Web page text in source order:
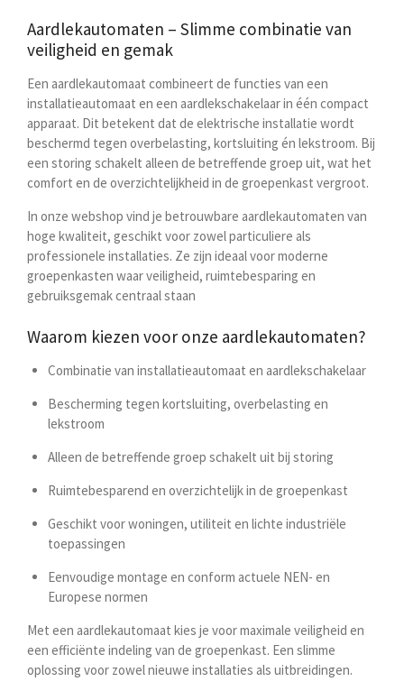
Aardlekautomaten – Slimme combinatie van
veiligheid en gemak
Een aardlekautomaat combineert de functies van een
installatieautomaat en een aardlekschakelaar in één compact
apparaat. Dit betekent dat de elektrische installatie wordt
beschermd tegen overbelasting, kortsluiting én lekstroom. Bij
een storing schakelt alleen de betreffende groep uit, wat het
comfort en de overzichtelijkheid in de groepenkast vergroot.
In onze webshop vind je betrouwbare aardlekautomaten van
hoge kwaliteit, geschikt voor zowel particuliere als
professionele installaties. Ze zijn ideaal voor moderne
groepenkasten waar veiligheid, ruimtebesparing en
gebruiksgemak centraal staan
Waarom kiezen voor onze aardlekautomaten?
Combinatie van installatieautomaat en aardlekschakelaar
Bescherming tegen kortsluiting, overbelasting en
lekstroom
Alleen de betreffende groep schakelt uit bij storing
Ruimtebesparend en overzichtelijk in de groepenkast
Geschikt voor woningen, utiliteit en lichte industriële
toepassingen
Eenvoudige montage en conform actuele NEN- en
Europese normen
Met een aardlekautomaat kies je voor maximale veiligheid en
een efficiënte indeling van de groepenkast. Een slimme
oplossing voor zowel nieuwe installaties als uitbreidingen.